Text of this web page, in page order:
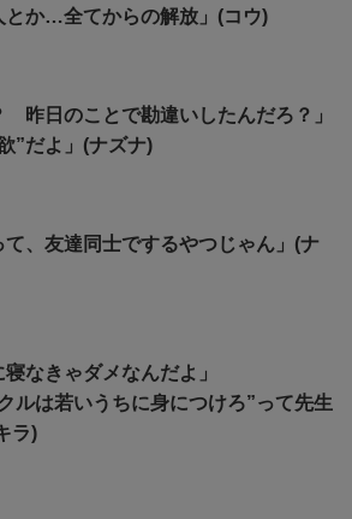
とか…全てからの解放」(コウ)
昨日のことで勘違いしたんだろ？」
”だよ」(ナズナ)
、友達同士でするやつじゃん」(ナ
寝なきゃダメなんだよ」
ルは若いうちに身につけろ”って先生
ラ)